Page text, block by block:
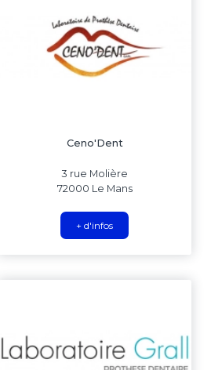
Ceno'Dent
3 rue Molière
72000 Le Mans
+ d'infos